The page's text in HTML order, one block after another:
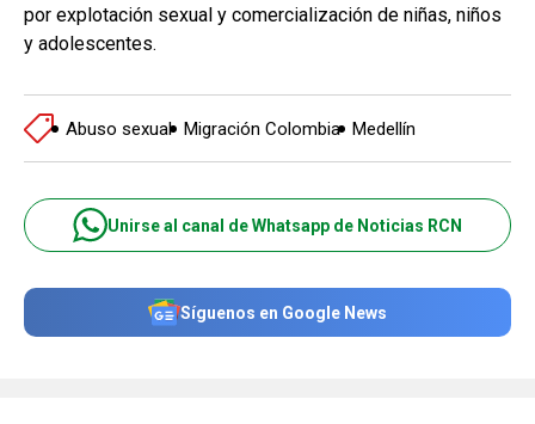
por explotación sexual y comercialización de niñas, niños
y adolescentes.
Abuso sexual Migración Colombia Medellín
Unirse al canal de Whatsapp de Noticias RCN
Síguenos en Google News